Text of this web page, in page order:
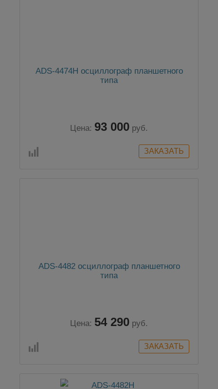
ADS-4474H осциллограф планшетного
типа
Цена: 93 000 руб.
ADS-4482 осциллограф планшетного
типа
Цена: 54 290 руб.